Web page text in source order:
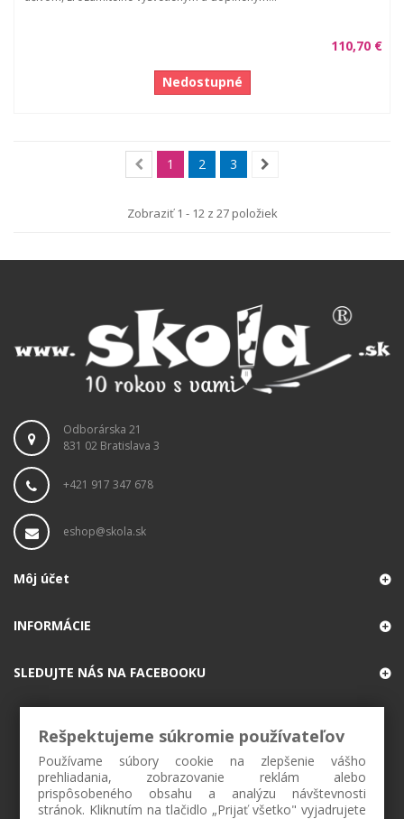
110,70 €
Nedostupné
1 2 3
Zobraziť 1 - 12 z 27 položiek
Odborárska 21
831 02 Bratislava 3
+421 917 347 678
eshop@skola.sk
Môj účet
INFORMÁCIE
SLEDUJTE NÁS NA FACEBOOKU
Rešpektujeme súkromie používateľov
Používame súbory cookie na zlepšenie vášho
prehliadania, zobrazovanie reklám alebo
prispôsobeného obsahu a analýzu návštevnosti
stránok. Kliknutím na tlačidlo „Prijať všetko" vyjadrujete